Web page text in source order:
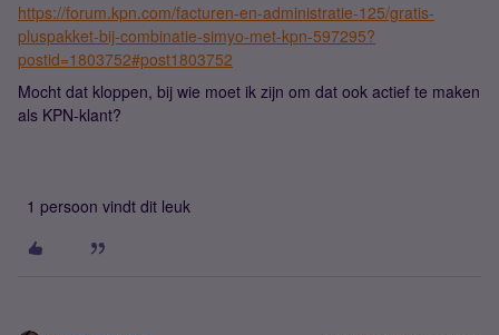
https://forum.kpn.com/facturen-en-administratie-125/gratis-
pluspakket-bij-combinatie-simyo-met-kpn-597295?
postid=1803752#post1803752
Mocht dat kloppen, bij wie moet ik zijn om dat ook actief te maken
als KPN-klant?
1 persoon vindt dit leuk